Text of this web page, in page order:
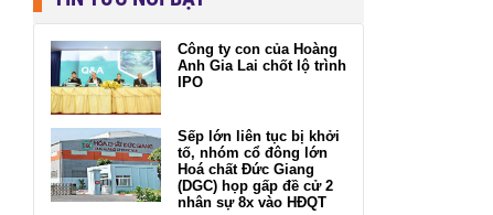
Công ty con của Hoàng
Anh Gia Lai chốt lộ trình
IPO
Sếp lớn liên tục bị khởi
tố, nhóm cổ đông lớn
Hoá chất Đức Giang
(DGC) họp gấp đề cử 2
nhân sự 8x vào HĐQT